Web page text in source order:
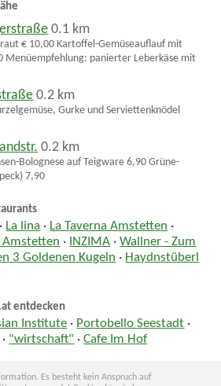
0.1 km
€ 10,00 Kartoffel-Gemüseauflauf mit
Menüempfehlung: panierter Leberkäse mit
0.2 km
Gurke und Serviettenknödel
0.2 km
Bolognese auf Teigware 6,90 Grüne-
7,90
· La lina · La Taverna Amstetten ·
Amstetten · INZIMA ·Wallner - Zum
3 Goldenen Kugeln · Haydnstüberl
entdecken
Institute · Portobello Seestadt ·
· "wirtschaft" ·Cafe Im Hof
Es besteht kein Anspruch auf